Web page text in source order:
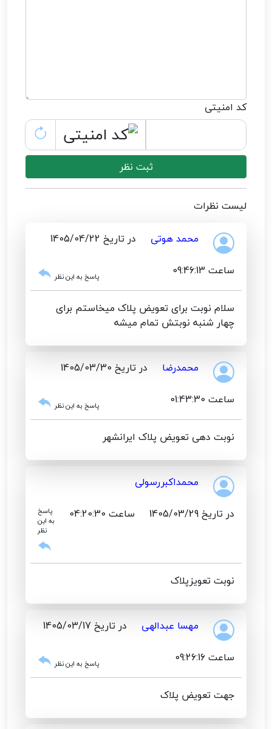
کد امنیتی
ثبت نظر
لیست نظرات
محمد هوتی
در تاریخ 1405/04/22
ساعت 09:46:13
پاسخ به این نظر
سلام نوبت برای تعویض پلاک میخاستم برای
چهار شنبه نوبتش تمام میشه
محمدرضا
در تاریخ 1405/03/30
ساعت 01:43:30
پاسخ به این نظر
نوبت دهی تعویض پلاک ایرانشهر
محمداکبررسولی
در تاریخ 1405/03/29
ساعت 04:20:30
پاسخ
به این
نظر
نوبت تعویزپلاک
مهسا عبدالهی
در تاریخ 1405/03/17
ساعت 09:26:16
پاسخ به این نظر
جهت تعویض پلاک